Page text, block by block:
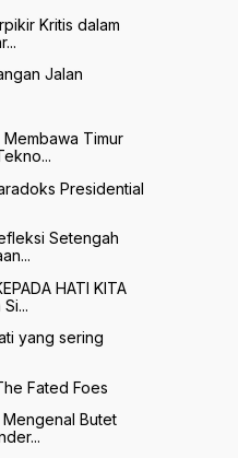
Kritis dalam
Jalan
Timur
Presidential
Setengah
HATI KITA
yang sering
Fated Foes
Mengenal Butet